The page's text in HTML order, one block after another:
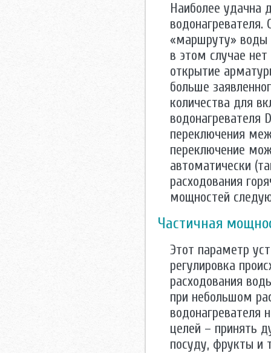
Наиболее удачна
«маршруту» воды
в этом случае
открытие
больше
количества для
водонагревателя
переключения
переключение
автоматически
расходования
мощностей
Частичная
Этот параметр
регулировка
расходования
при небольшом
водонагревателя
целей – принять
посуду, фрукты и